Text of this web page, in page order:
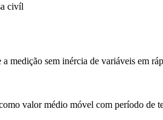
civíl
sem inércia de variáveis em
valor médio móvel com período de